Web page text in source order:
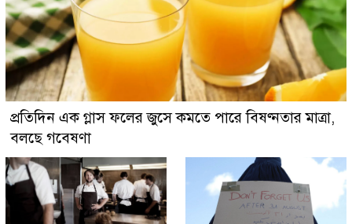
প্রতিদিন এক গ্লাস ফলের জুসে কমতে পারে বিষণ্নতার মাত্রা,
বলছে গবেষণা